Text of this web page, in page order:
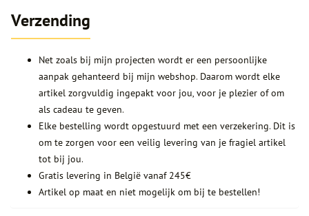
Verzending
Net zoals bij mijn projecten wordt er een persoonlijke
aanpak gehanteerd bij mijn webshop. Daarom wordt elke
artikel zorgvuldig ingepakt voor jou, voor je plezier of om
als cadeau te geven.
Elke bestelling wordt opgestuurd met een verzekering. Dit is
om te zorgen voor een veilig levering van je fragiel artikel
tot bij jou.
Gratis levering in België vanaf 245€
Artikel op maat en niet mogelijk om bij te bestellen!